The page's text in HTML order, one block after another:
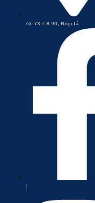
Cr. 73 # 8-90, Bogotá